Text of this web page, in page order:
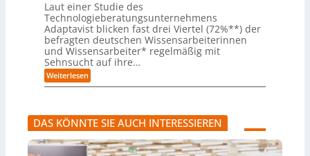
h
r
)
B
l
i
c
k
a
u
f
-
A
g
e
n
b
l
ä
u
f
e
v
e
r
d
e
r
n
s
s
i
s
t
e
n
t
e
l
s
e
r
s
Laut einer Studie des
Technologieberatungsunternehmens
Adaptavist blicken fast drei Viertel (72%**) der
befragten deutschen Wissensarbeiterinnen
und Wissensarbeiter* regelmäßig mit
Sehnsucht auf ihre…
Weiterlesen:
W
u
m
s
i
c
DAS KÖNNTE SIE AUCH INTERESSIEREN